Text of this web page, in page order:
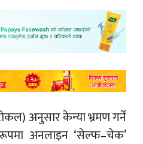
अनुसार केन्या भ्रमण गर्ने
अनलाइन ‘सेल्फ–चेक’